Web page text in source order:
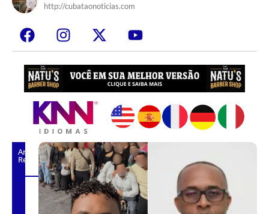
http://cubataonoticias.com
Artigos
Relacionados